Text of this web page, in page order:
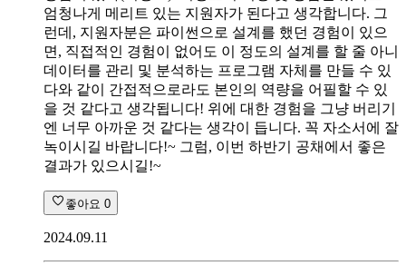
엄청나게 메리트 있는 지원자가 된다고 생각합니다. 그
런데, 지원자분은 파이썬으로 설계를 했던 경험이 있으
면, 직접적인 경험이 없어도 이 정도의 설계를 할 줄 아니
데이터를 관리 및 분석하는 프로그램 자체를 만들 수 있
다와 같이 간접적으로라도 본인의 역량을 어필할 수 있
을 것 같다고 생각됩니다! 위에 대한 경험을 그냥 버리기
엔 너무 아까운 것 같다는 생각이 듭니다. 꼭 자소서에 잘
녹이시길 바랍니다!~ 그럼, 이번 하반기 공채에서 좋은
결과가 있으시길!~
좋아요 0
2024.09.11